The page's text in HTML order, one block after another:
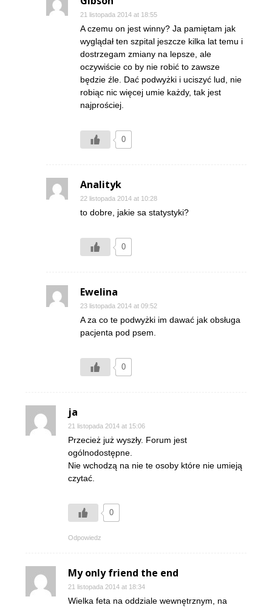
21 listopada 2014 at 18:55
A czemu on jest winny? Ja pamiętam jak
wyglądał ten szpital jeszcze kilka lat temu i
dostrzegam zmiany na lepsze, ale
oczywiście co by nie robić to zawsze
będzie źle. Dać podwyżki i uciszyć lud, nie
robiąc nic więcej umie każdy, tak jest
najprościej.
0
Analityk
22 listopada 2014 at 10:28
to dobre, jakie sa statystyki?
0
Ewelina
23 listopada 2014 at 09:52
A za co te podwyżki im dawać jak obsługa
pacjenta pod psem.
0
ja
21 listopada 2014 at 15:06
Przecież już wyszły. Forum jest
ogólnodostępne.
Nie wchodzą na nie te osoby które nie umieją
czytać.
0
Odpowiedz
My only friend the end
21 listopada 2014 at 18:34
Wielka feta na oddziale wewnętrznym, na